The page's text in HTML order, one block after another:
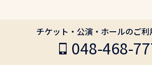
チケット・公演・ホールのご
048-468-